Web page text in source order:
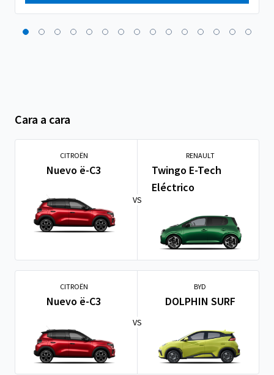
Cara a cara
CITROËN
Nuevo ë-C3
VS
RENAULT
Twingo E-Tech
Eléctrico
CITROËN
Nuevo ë-C3
VS
BYD
DOLPHIN SURF